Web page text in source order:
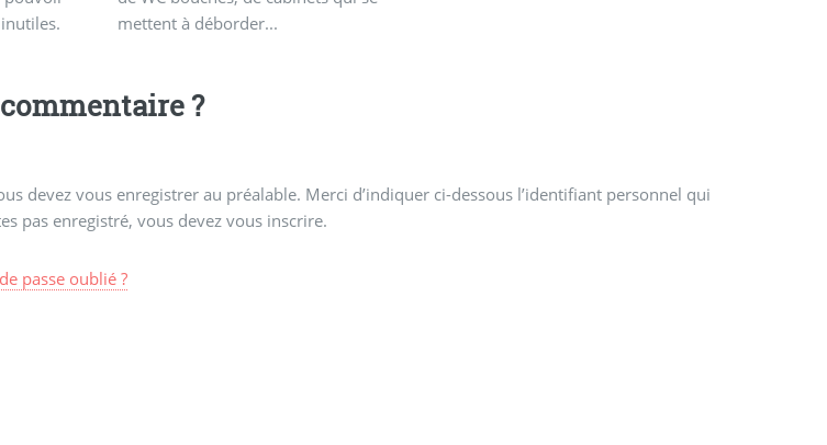
mettent à déborder...
?
devez vous enregistrer au préalable. Merci d’indiquer ci-dessous l’identifiant personnel qui
pas enregistré, vous devez vous inscrire.
passe oublié ?